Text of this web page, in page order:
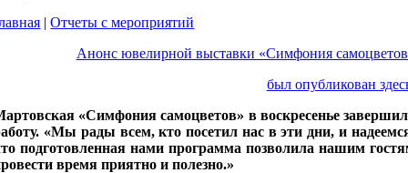
|Отчеты с мероприятий
Анонс ювелирной выставки «Симфония
был опубликован
«Симфония самоцветов» в воскресенье
«Мы рады всем, кто посетил нас в эти дни, и
подготовленная нами программа позволила нашим
время приятно и полезно.»